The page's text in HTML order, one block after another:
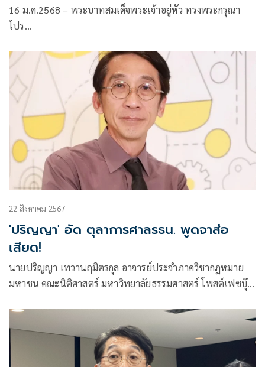
16 ม.ค.2568 – พระบาทสมเด็จพระเจ้าอยู่หัว ทรงพระกรุณา
โปร…
22 สิงหาคม 2567
'ปริญญา' อัด ตุลาการศาลรธน. พูดจาส่อ
เสียด!
นายปริญญา เทวานฤมิตรกุล อาจารย์ประจำภาควิชากฎหมาย
มหาชน คณะนิติศาสตร์ มหาวิทยาลัยธรรมศาสตร์ โพสต์เฟซบุ๊
ให้นายกรัฐมนตรี